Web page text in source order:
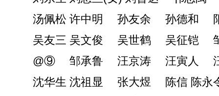
汤佩松 许中明 孙友余 孙德和
吴友三 吴文俊 吴世鹤 吴征铠
@⑨ 邹承鲁 汪京涛 汪寅人
沈华生 沈祖显 张大煜 陈信 陈永